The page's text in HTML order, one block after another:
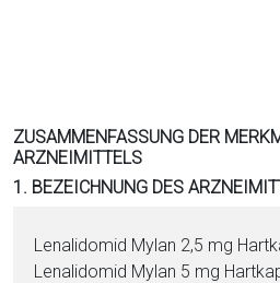
ZUSAMMENFASSUNG DER
ARZNEIMITTELS
1. BEZEICHNUNG DES
Le­na­li­do­mid Mylan 2,5 mg
Le­na­li­do­mid Mylan 5 mg